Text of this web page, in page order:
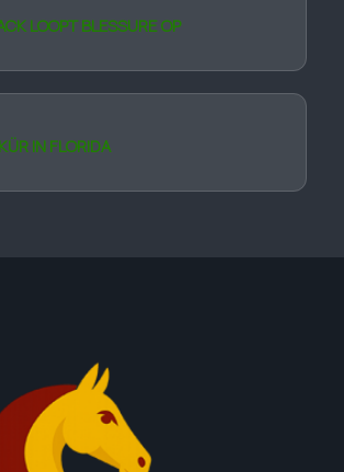
LOOPT BLESSURE OP
IN FLORIDA